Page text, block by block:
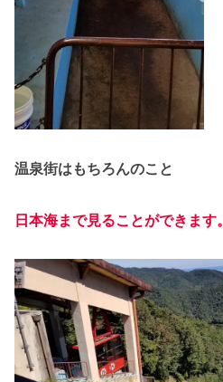
温泉街はもちろんのこと
日本海まで見ることができます。